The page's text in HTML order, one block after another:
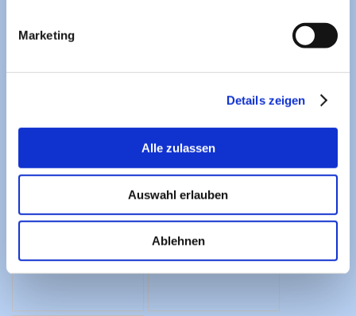
Marketing
Details zeigen
Alle zulassen
Auswahl erlauben
Ablehnen